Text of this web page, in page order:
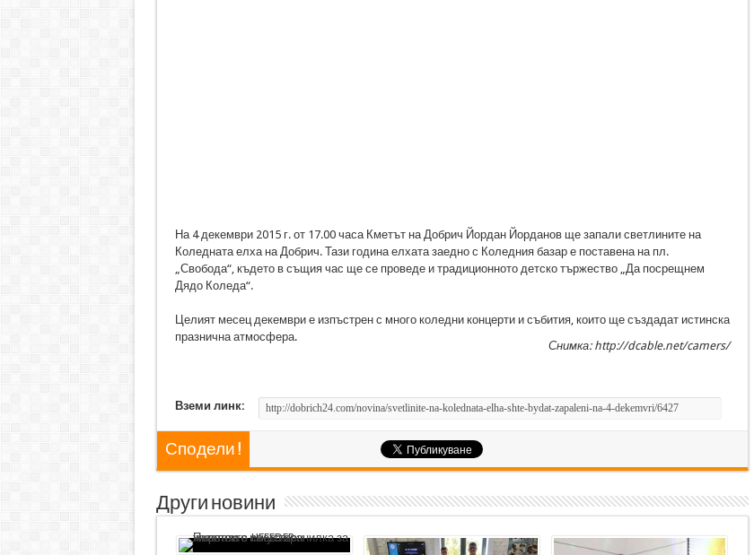
На 4 декември 2015 г. от 17.00 часа Кметът на Добрич Йордан Йорданов ще запали светлините на
Коледната елха на Добрич. Тази година елхата заедно с Коледния базар е поставена на пл.
„Свобода“, където в същия час ще се проведе и традиционното детско тържество „Да посрещнем
Дядо Коледа“.
Целият месец декември е изпъстрен с много коледни концерти и събития, които ще създадат истинска
празнична атмосфера.
Снимка: http://dcable.net/camers/
Вземи линк:
Сподели !
Други новини